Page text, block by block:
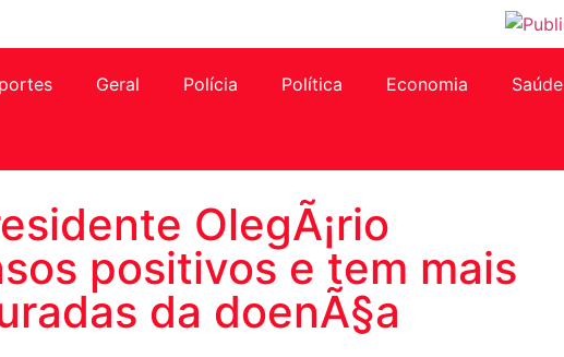
Geral Polícia Política Economia Saúde
OlegÃ¡rio
positivos e tem mais
da doenÃ§a